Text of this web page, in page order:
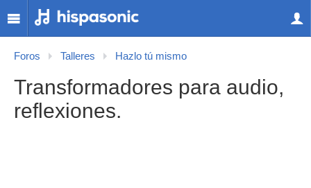
Foros Talleres Hazlo tú mismo
Transformadores para audio,
reflexiones.